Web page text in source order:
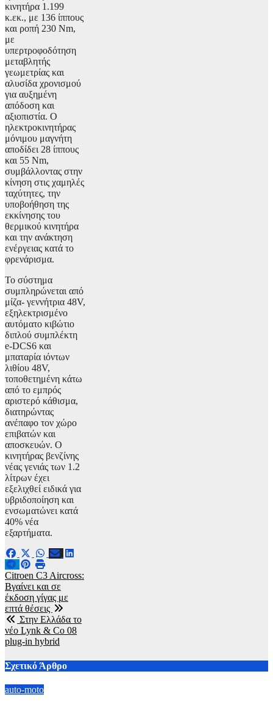
κινητήρα 1.199
κ.εκ., με 136 ίππους
και ροπή 230 Nm,
με
υπερτροφοδότηση
μεταβλητής
γεωμετρίας και
αλυσίδα χρονισμού
για αυξημένη
απόδοση και
αξιοπιστία. Ο
ηλεκτροκινητήρας
μόνιμου μαγνήτη
αποδίδει 28 ίππους
και 55 Nm,
συμβάλλοντας στην
κίνηση στις χαμηλές
ταχύτητες, την
υποβοήθηση της
εκκίνησης του
θερμικού κινητήρα
και την ανάκτηση
ενέργειας κατά το
φρενάρισμα.
Το σύστημα
συμπληρώνεται από
μίζα- γεννήτρια 48V,
εξηλεκτρισμένο
αυτόματο κιβώτιο
διπλού συμπλέκτη
e-DCS6 και
μπαταρία ιόντων
λιθίου 48V,
τοποθετημένη κάτω
από το εμπρός
αριστερό κάθισμα,
διατηρώντας
ανέπαφο τον χώρο
επιβατών και
αποσκευών. Ο
κινητήρας βενζίνης
νέας γενιάς των 1.2
λίτρων έχει
εξελιχθεί ειδικά για
υβριδοποίηση και
ενσωματώνει κατά
40% νέα
εξαρτήματα.
Πλοήγηση
άρθρων
Citroen C3 Aircross:
Βγαίνει και σε
έκδοση γίγας με
επτά θέσεις
Στην Ελλάδα το
νέο Lynk & Co 08
plug-in hybrid
Σχετικό Άρθρο
auto-moto